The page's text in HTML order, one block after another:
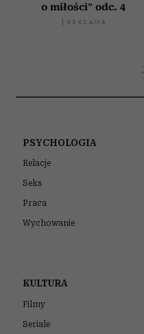
o miłości” odc. 4
PSYCHOLOGIA
Relacje
Seks
Praca
Wychowanie
KULTURA
Filmy
Seriale